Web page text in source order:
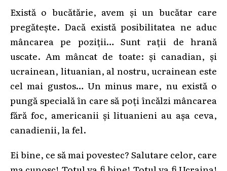
Există o bucătărie, avem și un bucătar care
pregătește. Dacă există posibilitatea ne aduc
mâncarea pe poziții… Sunt rații de hrană
uscate. Am mâncat de toate: și canadian, și
ucrainean, lituanian, al nostru, ucrainean este
cel mai gustos… Un minus mare, nu există o
pungă specială în care să poți încălzi mâncarea
fără foc, americanii și lituanieni au așa ceva,
canadienii, la fel.
Ei bine, ce să mai povestec? Salutare celor, care